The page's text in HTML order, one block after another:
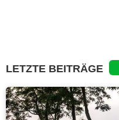
LETZTE BEITRÄGE